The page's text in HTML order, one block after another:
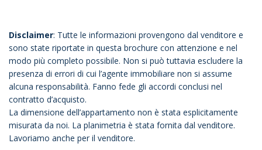
Disclaimer: Tutte le informazioni provengono dal venditore e
sono state riportate in questa brochure con attenzione e nel
modo più completo possibile. Non si può tuttavia escludere la
presenza di errori di cui l’agente immobiliare non si assume
alcuna responsabilità. Fanno fede gli accordi conclusi nel
contratto d’acquisto.
La dimensione dell’appartamento non è stata esplicitamente
misurata da noi. La planimetria è stata fornita dal venditore.
Lavoriamo anche per il venditore.